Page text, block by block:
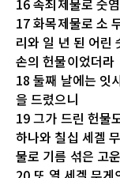
17 화목제물로 소
리와 일 년 된 어린
손의 헌물이었더라
18 둘째 날에는 잇
을 드렸으니
19 그가 드린 헌물
하나와 칠십 세겔
물로 기름 섞은 고